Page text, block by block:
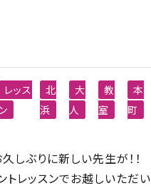
レッス
ン
北
浜
大
人
教
室
本
町
しぶりに新しい先生が！！
トレッスンでお越しいただい